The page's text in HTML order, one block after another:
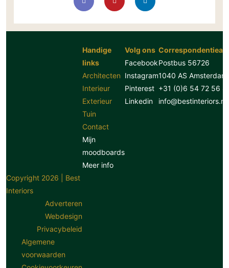
Handige
links
Architecten
Interieur
Exterieur
Tuin
Contact
Mijn
moodboards
Meer info
Volg ons
Facebook
Instagram
Pinterest
Linkedin
Postbus 56726
1040 AS Amsterdam
+31 (0)6 54 72 56
info@bestinteriors.nl
Copyright 2026 | Best
Interiors
Adverteren
Webdesign
Privacybeleid
Algemene
voorwaarden